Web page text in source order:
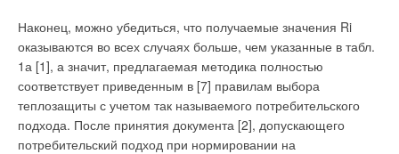
Наконец, можно убедиться, что получаемые значения Ri
оказываются во всех случаях больше, чем указанные в табл.
1а [1], а значит, предлагаемая методика полностью
соответствует приведенным в [7] правилам выбора
теплозащиты с учетом так называемого потребительского
подхода. После принятия документа [2], допускающего
потребительский подход при нормировании на
Дежурный
В доме никого нет, в основных помещениях поддерживается
самая экономичная температура, при которой нагрев (или
охлаждение) до обычной температуры занимает не более
заданного времени (от 15 мин до 1 ч). Окна (рольставни,